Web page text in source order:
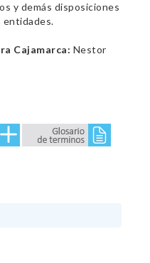
y demás disposiciones
entidades.
Cajamarca: Nestor